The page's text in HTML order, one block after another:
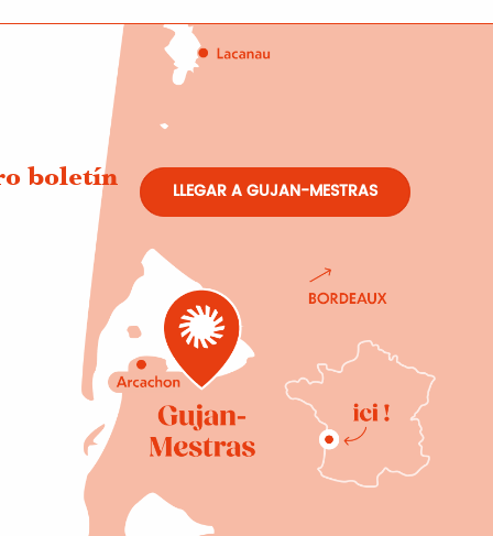
boletín
LLEGAR A GUJAN-MESTRAS